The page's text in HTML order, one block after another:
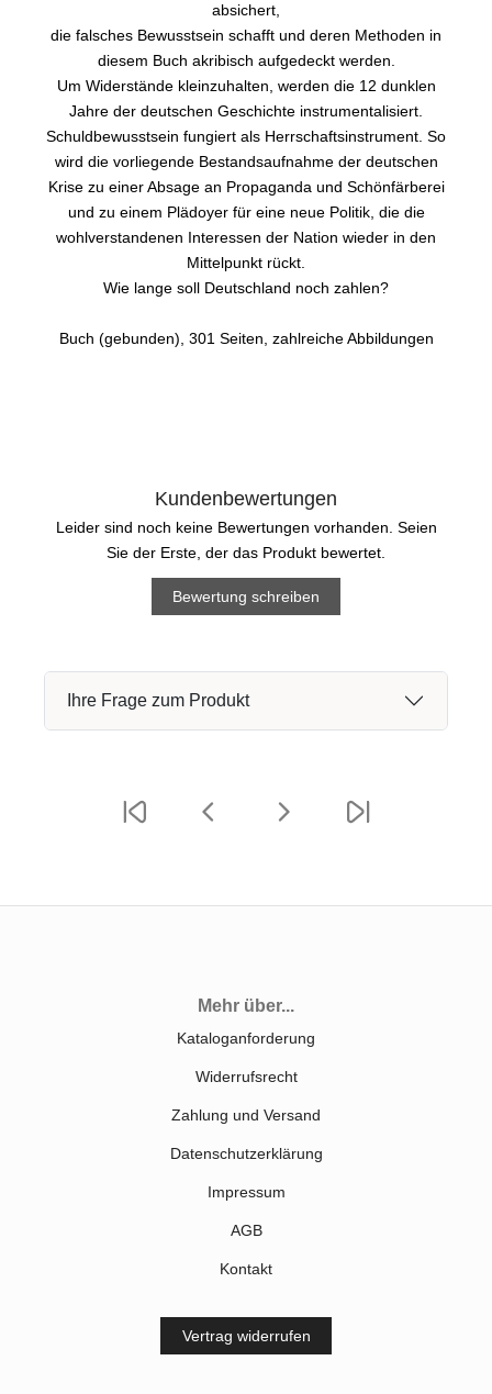
absichert,
die falsches Bewusstsein schafft und deren Methoden in
diesem Buch akribisch aufgedeckt werden.
Um Widerstände kleinzuhalten, werden die 12 dunklen
Jahre der deutschen Geschichte instrumentalisiert.
Schuldbewusstsein fungiert als Herrschaftsinstrument. So
wird die vorliegende Bestandsaufnahme der deutschen
Krise zu einer Absage an Propaganda und Schönfärberei
und zu einem Plädoyer für eine neue Politik, die die
wohlverstandenen Interessen der Nation wieder in den
Mittelpunkt rückt.
Wie lange soll Deutschland noch zahlen?
Buch (gebunden), 301 Seiten, zahlreiche Abbildungen
Kundenbewertungen
Leider sind noch keine Bewertungen vorhanden. Seien
Sie der Erste, der das Produkt bewertet.
Bewertung schreiben
Ihre Frage zum Produkt
Mehr über...
Kataloganforderung
Widerrufsrecht
Zahlung und Versand
Datenschutzerklärung
Impressum
AGB
Kontakt
Vertrag widerrufen